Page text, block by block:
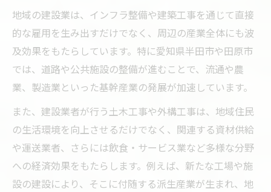
地域経済を支える建設業と農業・製造業の
つながり
建設業が牽引する田原市・半田市の成長要
産業構造の変化に建設が果たす戦略的役割
とは
建設現場から見た地域の多様な派生産業の
実情
地域の建設業は、インフラ整備や建築工事を通じて直接
的な雇用を生み出すだけでなく、周辺の産業全体にも波
及効果をもたらしています。特に愛知県半田市や田原市
では、道路や公共施設の整備が進むことで、流通や農
業、製造業といった基幹産業の発展が加速しています。
また、建設業者が行う土木工事や外構工事は、地域住民
の生活環境を向上させるだけでなく、関連する資材供給
や運送業者、さらには飲食・サービス業など多様な分野
への経済効果をもたらします。例えば、新たな工場や施
設の建設により、そこに付随する派生産業が生まれ、地